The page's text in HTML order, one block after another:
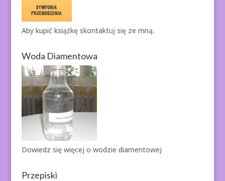
Aby kupić książkę skontaktuj się ze mną.
Woda Diamentowa
Dowiedz się więcej o wodzie diamentowej
Przepiski